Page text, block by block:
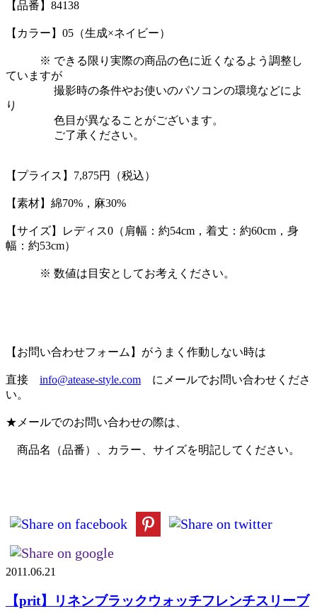
【品番】84138
【カラー】05（生成×ネイビー）
※ できる限り実際の商品の色に近くなるよう調整し
ていますが
撮影時の条件やお使いのパソコンの環境などによ
り
色目が異なることがございます。
ご了承ください。
【プライス】7,875円（税込）
【素材】綿70%，麻30%
【サイズ】レディス0（肩幅：約54cm，着丈：約60cm，身
幅：約53cm）
※ 数値は目安としてお考えください。
【お問い合わせフォーム】がうまく作動しない時は
直接 info@atease-style.com にメールでお問い合わせくださ
い。
★メールでのお問い合わせの際は、
商品名（品番）、カラー、サイズを明記してください。
2011.06.21
【prit】リネンブラックウォッチフレンチスリーブ